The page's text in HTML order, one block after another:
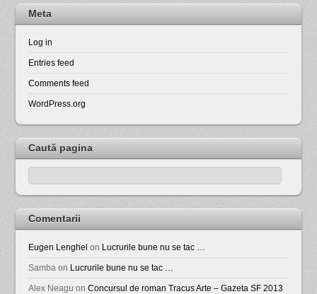
Meta
Log in
Entries feed
Comments feed
WordPress.org
Caută pagina
Comentarii
Eugen Lenghel on Lucrurile bune nu se tac …
Samba on Lucrurile bune nu se tac …
Alex Neagu onConcursul de roman Tracus Arte – Gazeta SF 2013